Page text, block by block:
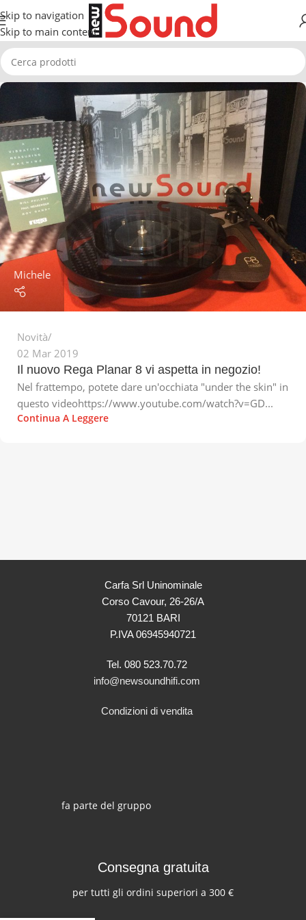
Skip to navigation
Skip to main content
Michele
Novità
02 Mar 2019
Il nuovo Rega Planar 8 vi aspetta in negozio!
Nel frattempo, potete dare un'occhiata "under the skin" in
questo videohttps://www.youtube.com/watch?v=GD...
Continua A Leggere
Carfa Srl Uninominale
Corso Cavour, 26-26/A
70121 BARI
P.IVA 06945940721
Tel. 080 523.70.72
info@newsoundhifi.com
Condizioni di vendita
fa parte del gruppo
Consegna gratuita
per tutti gli ordini superiori a 300 €